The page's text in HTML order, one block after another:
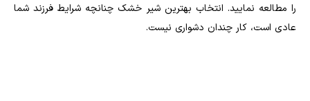
را مطالعه نمایید. انتخاب بهترین شیر خشک چنانچه شرایط فرزند شما
عادی است، کار چندان دشواری نیست.